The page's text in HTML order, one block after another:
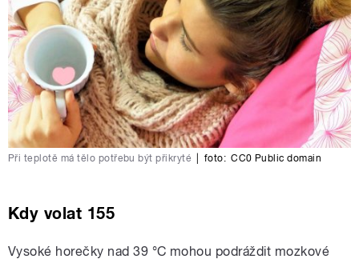
Při teplotě má tělo potřebu být přikryté foto: CC0 Public domain
Kdy volat 155
Vysoké horečky nad 39 °C mohou podráždit mozkové